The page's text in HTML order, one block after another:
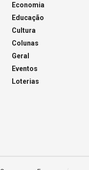
Economia
Educação
Cultura
Colunas
Geral
Eventos
Loterias